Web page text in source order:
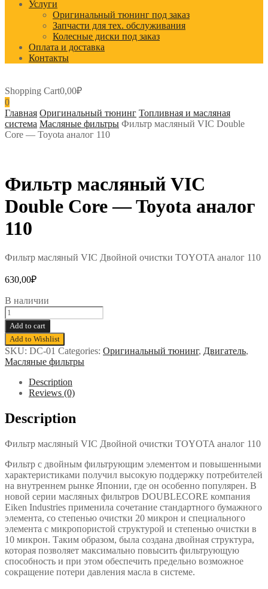
Услуги
Оригинальный тюнинг под заказ
Запчасти для тех. обслуживания
Колесные диски под заказ
Оплата и доставка
Контакты
Shopping Cart0,00₽
0
Главная Оригинальный тюнинг Топливная и масляная
система Масляные фильтры Фильтр масляный VIC Double
Core — Toyota аналог 110
Фильтр масляный VIC
Double Core — Toyota аналог
110
Фильтр масляный VIC Двойной очистки TOYOTA аналог 110
630,00₽
В наличии
Фильтр
масляный
VIC
Double
Core
-
аналог
Add to cart
Add to Wishlist
SKU: DC-01 Categories: Оригинальный тюнинг, Двигатель,
Масляные фильтры
Description
Reviews (0)
Description
Фильтр масляный VIC Двойной очистки TOYOTA аналог 110
Фильтр с двойным фильтрующим элементом и повышенными
характеристиками получил высокую поддержку потребителей
на внутреннем рынке Японии, где он особенно популярен. В
новой серии масляных фильтров DOUBLECORE компания
Eiken Industries применила сочетание стандартного бумажного
элемента, со степенью очистки 20 микрон и специального
элемента с микропористой структурой и степенью очистки в
10 микрон. Таким образом, была создана двойная структура,
которая позволяет максимально повысить фильтрующую
способность и при этом обеспечить предельно возможное
сокращение потери давления масла в системе.